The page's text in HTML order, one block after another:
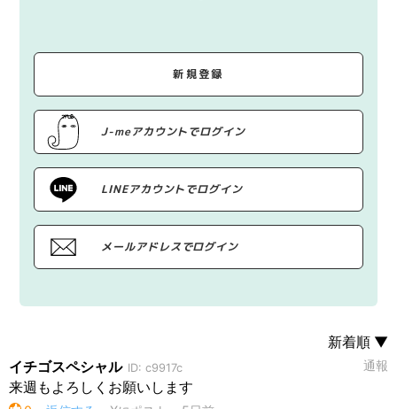
新規登録
J-meアカウントでログイン
LINEアカウントでログイン
メールアドレスでログイン